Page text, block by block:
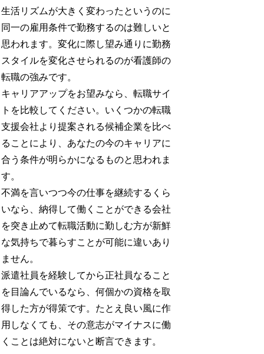
生活リズムが大きく変わったというのに
同一の雇用条件で勤務するのは難しいと
思われます。変化に際し望み通りに勤務
スタイルを変化させられるのが看護師の
転職の強みです。
キャリアアップをお望みなら、転職サイ
トを比較してください。いくつかの転職
支援会社より提案される候補企業を比べ
ることにより、あなたの今のキャリアに
合う条件が明らかになるものと思われま
す。
不満を言いつつ今の仕事を継続するくら
いなら、納得して働くことができる会社
を突き止めて転職活動に勤しむ方が新鮮
な気持ちで暮らすことが可能に違いあり
ません。
派遣社員を経験してから正社員なること
を目論んでいるなら、何個かの資格を取
得した方が得策です。たとえ良い風に作
用しなくても、その意志がマイナスに働
くことは絶対にないと断言できます。